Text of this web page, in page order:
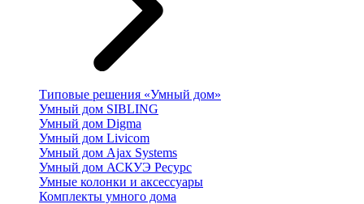
Типовые решения «Умный дом»
Умный дом SIBLING
Умный дом Digma
Умный дом Livicom
Умный дом Ajax Systems
Умный дом АСКУЭ Ресурс
Умные колонки и аксессуары
Комплекты умного дома